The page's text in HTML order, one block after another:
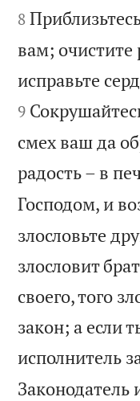
8
вам;
исправьте
9
смех ваш да
радость – в
Господом, и
злословьте
злословит
своего, того
закон; а если
исполнитель
Законодатель